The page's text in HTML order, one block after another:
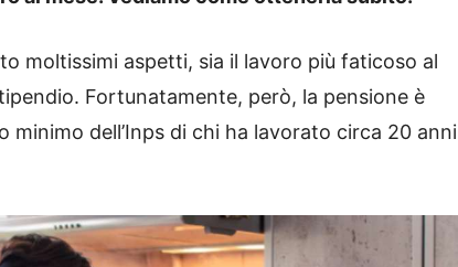
moltissimi aspetti, sia il lavoro più faticoso al
Fortunatamente, però, la pensione è
dell’Inps di chi ha lavorato circa 20 anni